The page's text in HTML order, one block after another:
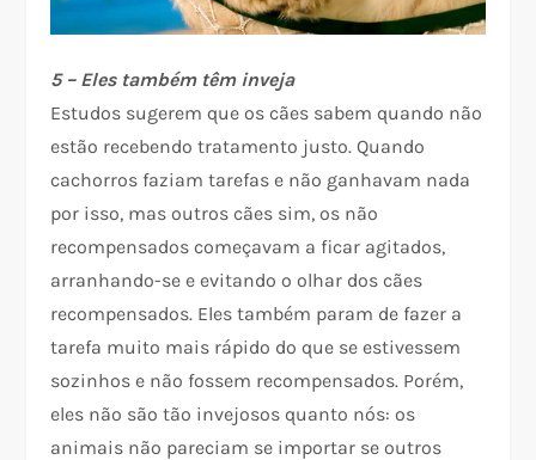
5 – Eles também têm inveja
Estudos sugerem que os cães sabem quando não
estão recebendo tratamento justo. Quando
cachorros faziam tarefas e não ganhavam nada
por isso, mas outros cães sim, os não
recompensados começavam a ficar agitados,
arranhando-se e evitando o olhar dos cães
recompensados. Eles também param de fazer a
tarefa muito mais rápido do que se estivessem
sozinhos e não fossem recompensados. Porém,
eles não são tão invejosos quanto nós: os
animais não pareciam se importar se outros